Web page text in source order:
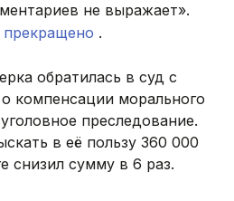
не выражает».
прекращено .
обратилась в суд с
компенсации морального
преследование.
в её пользу 360 000
снизил сумму в 6 раз.